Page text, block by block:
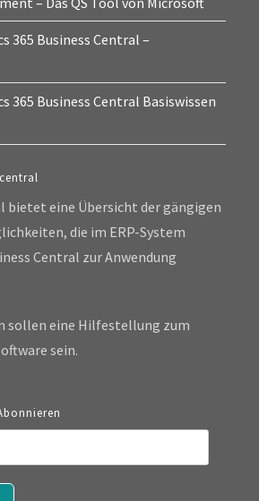
365 Business Central –
365 Business Central Basiswissen
bietet eine Übersicht der gängigen
die im ERP-System
Central zur Anwendung
sollen eine Hilfestellung zum
sein.